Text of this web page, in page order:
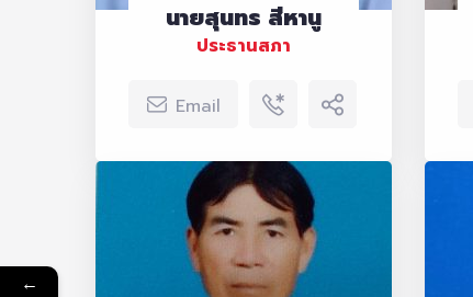
นายสุนทร สีหานู
ประธานสภา
Email
←